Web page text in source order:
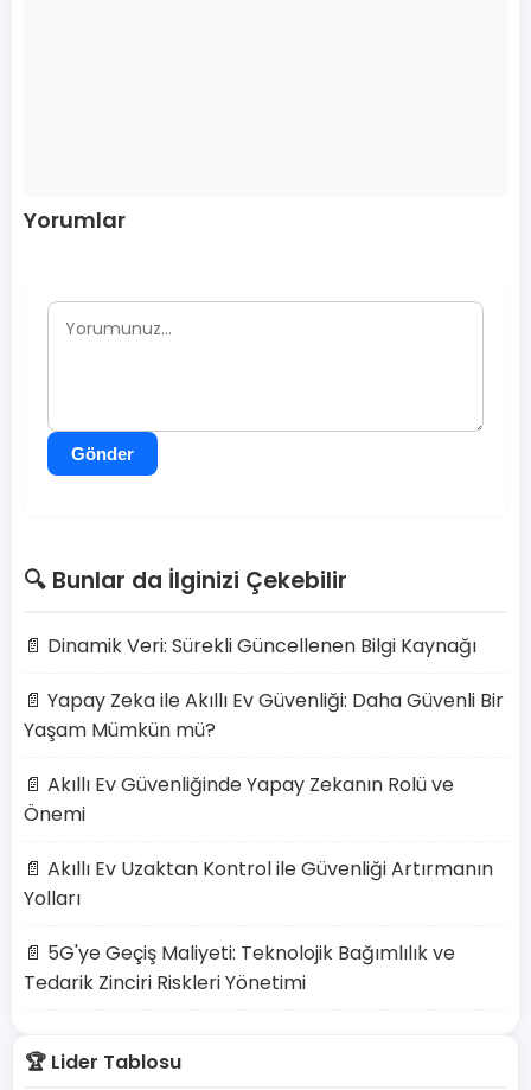
Yorumlar
Gönder
🔍 Bunlar da İlginizi Çekebilir
📄 Dinamik Veri: Sürekli Güncellenen Bilgi Kaynağı
📄 Yapay Zeka ile Akıllı Ev Güvenliği: Daha Güvenli Bir
Yaşam Mümkün mü?
📄 Akıllı Ev Güvenliğinde Yapay Zekanın Rolü ve
Önemi
📄 Akıllı Ev Uzaktan Kontrol ile Güvenliği Artırmanın
Yolları
📄 5G'ye Geçiş Maliyeti: Teknolojik Bağımlılık ve
Tedarik Zinciri Riskleri Yönetimi
🏆 Lider Tablosu